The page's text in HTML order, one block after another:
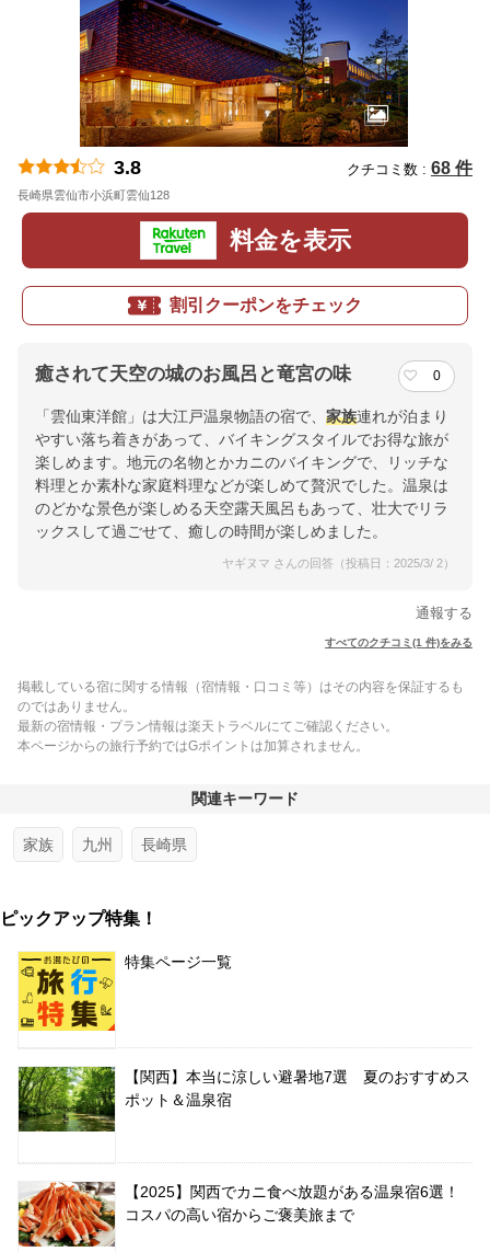
3.8 クチコミ数 : 68 件
長崎県雲仙市小浜町雲仙128
料金を表示
割引クーポンをチェック
癒されて天空の城のお風呂と竜宮の味 0
「雲仙東洋館」は大江戸温泉物語の宿で、 家族連れが泊まり
やすい落ち着きがあって、バイキングスタイルでお得な旅が
楽しめます。地元の名物とかカニのバイキングで、リッチな
料理とか素朴な家庭料理などが楽しめて贅沢でした。温泉は
のどかな景色が楽しめる天空露天風呂もあって、壮大でリラ
ックスして過ごせて、癒しの時間が楽しめました。
ヤギヌマ さんの回答（投稿日：2025/3/ 2）
通報する
すべてのクチコミ(1 件)をみる
掲載している宿に関する情報（宿情報・口コミ等）はその内容を保証するも
のではありません。
最新の宿情報・プラン情報は楽天トラベルにてご確認ください。
本ページからの旅行予約ではGポイントは加算されません。
関連キーワード
家族 九州 長崎県
ピックアップ特集！
特集ページ一覧
【関西】本当に涼しい避暑地7選 夏のおすすめス
ポット＆温泉宿
【2025】関西でカニ食べ放題がある温泉宿6選！
コスパの高い宿からご褒美旅まで